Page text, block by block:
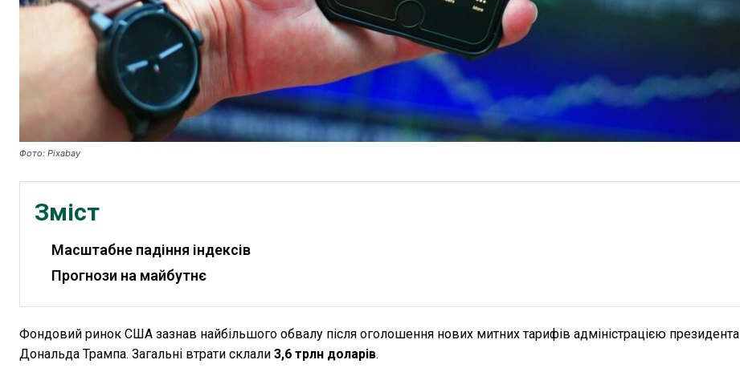
Фото: Pixabay
Зміст
Масштабне падіння індексів
Прогнози на майбутнє
Фондовий ринок США зазнав найбільшого обвалу після оголошення нових митних тарифів адміністрацією президента
Дональда Трампа. Загальні втрати склали 3,6 трлн доларів.